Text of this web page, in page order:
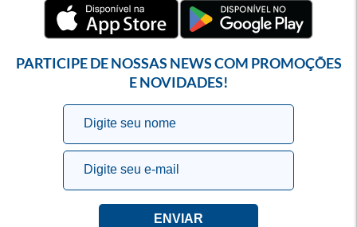
PARTICIPE DE NOSSAS NEWS COM PROMOÇÕES
E NOVIDADES!